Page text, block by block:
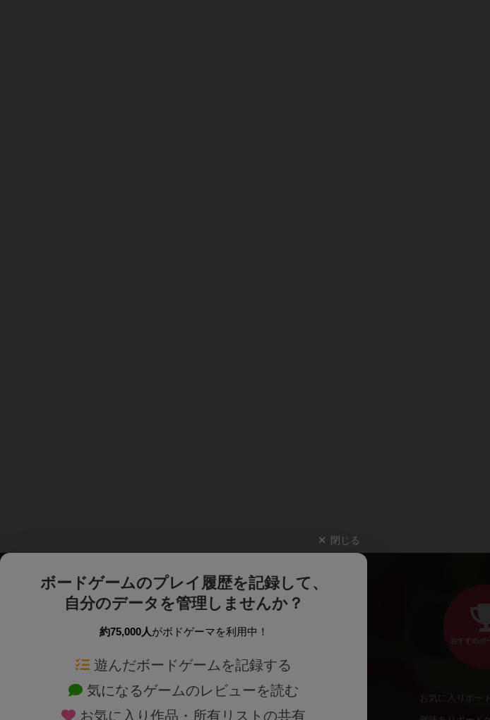
閉じる
ボードゲームのプレイ履歴を記録して、
自分のデータを管理しませんか？
約75,000人がボドゲーマを利用中！
遊んだボードゲームを記録する
気になるゲームのレビューを読む
お気に入り作品・所有リストの共有
ボードゲームを検索する 新作・再入荷情報
おすすめボ
お気に入りボー